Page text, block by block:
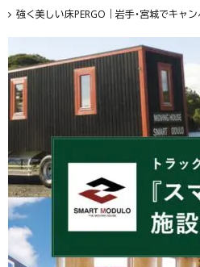
強く美しい床PERGO｜岩手・宮城でキャ